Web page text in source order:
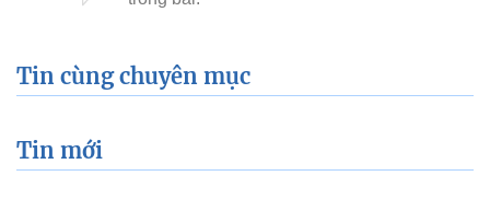
Tin cùng chuyên mục
Tin mới